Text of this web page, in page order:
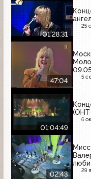
01:28:31
25
47:04
5
01:04:49
6
02:43
29